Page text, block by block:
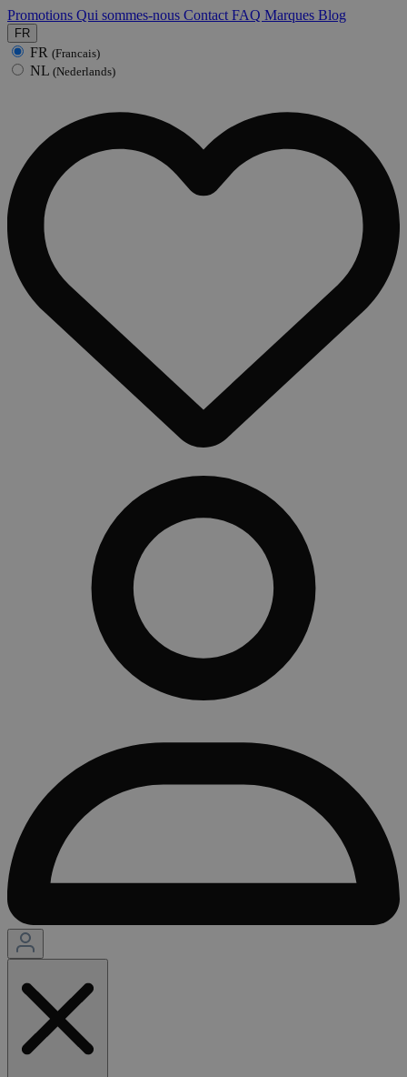
Promotions Qui sommes-nous Contact FAQ Marques Blog
FR
FR (Francais)
NL (Nederlands)